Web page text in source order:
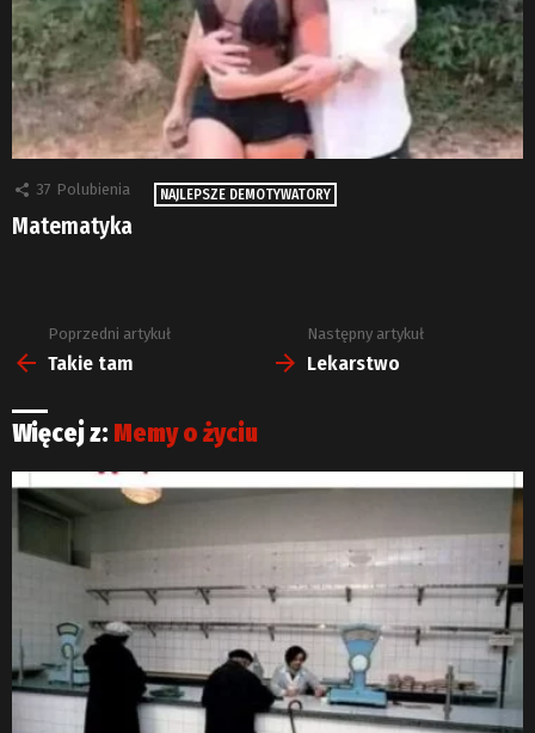
37 Polubienia NAJLEPSZE DEMOTYWATORY
Matematyka
Zobacz
więcej
Poprzedni artykuł
Takie tam
Następny artykuł
Lekarstwo
Więcej z: Memy o życiu